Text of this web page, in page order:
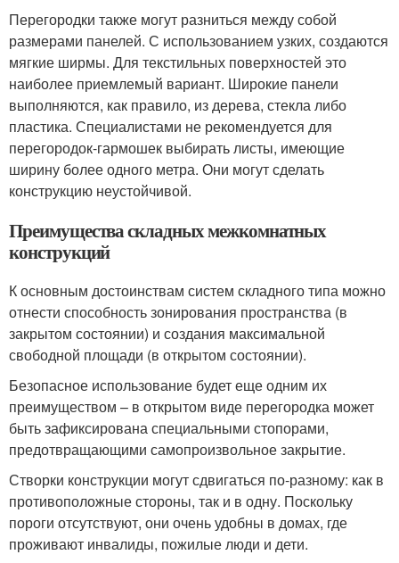
Перегородки также могут разниться между собой
размерами панелей. С использованием узких, создаются
мягкие ширмы. Для текстильных поверхностей это
наиболее приемлемый вариант. Широкие панели
выполняются, как правило, из дерева, стекла либо
пластика. Специалистами не рекомендуется для
перегородок-гармошек выбирать листы, имеющие
ширину более одного метра. Они могут сделать
конструкцию неустойчивой.
Преимущества складных межкомнатных
конструкций
К основным достоинствам систем складного типа можно
отнести способность зонирования пространства (в
закрытом состоянии) и создания максимальной
свободной площади (в открытом состоянии).
Безопасное использование будет еще одним их
преимуществом – в открытом виде перегородка может
быть зафиксирована специальными стопорами,
предотвращающими самопроизвольное закрытие.
Створки конструкции могут сдвигаться по-разному: как в
противоположные стороны, так и в одну. Поскольку
пороги отсутствуют, они очень удобны в домах, где
проживают инвалиды, пожилые люди и дети.